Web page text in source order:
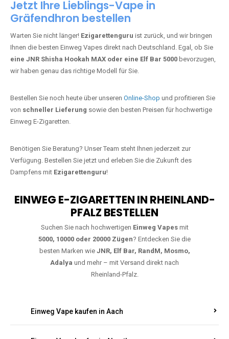
Jetzt Ihre Lieblings-Vape in
Gräfendhron bestellen
Warten Sie nicht länger! Ezigarettenguru ist zurück, und wir bringen
Ihnen die besten Einweg Vapes direkt nach Deutschland. Egal, ob Sie
eine JNR Shisha Hookah MAX oder eine Elf Bar 5000 bevorzugen,
wir haben genau das richtige Modell für Sie.
Bestellen Sie noch heute über unseren Online-Shop und profitieren Sie
von schneller Lieferung sowie den besten Preisen für hochwertige
Einweg E-Zigaretten.
Benötigen Sie Beratung? Unser Team steht Ihnen jederzeit zur
Verfügung. Bestellen Sie jetzt und erleben Sie die Zukunft des
Dampfens mit Ezigarettenguru!
EINWEG E-ZIGARETTEN IN RHEINLAND-
PFALZ BESTELLEN
Suchen Sie nach hochwertigen Einweg Vapesmit
5000, 10000 oder 20000 Zügen ? Entdecken Sie die
besten Marken wie JNR, Elf Bar, RandM, Mosmo,
Adalya und mehr – mit Versand direkt nach
Rheinland-Pfalz.
Einweg Vape kaufen in Aach